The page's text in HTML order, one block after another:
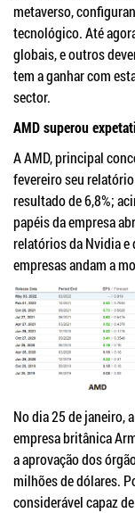
metaverso,
tecnológico. Até
globais, e outros
tem a ganhar com
sector.
AMD superou
A AMD, principal
fevereiro seu
resultado de 6,8%;
papéis da empresa
relatórios da Nvidia e
empresas andam a
No dia 25 de janeiro,
empresa britânica
a aprovação dos
milhões de dólares.
considerável capaz